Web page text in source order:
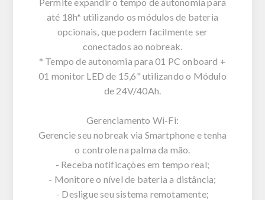
até 18h* utilizando os módulos de bateria
opcionais, que podem facilmente ser
conectados ao nobreak.
* Tempo de autonomia para 01 PC onboard +
01 monitor LED de 15,6" utilizando o Módulo
de 24V/40Ah.
Gerenciamento Wi-Fi:
Gerencie seu nobreak via Smartphone e tenha
o controle na palma da mão.
- Receba notificações em tempo real;
- Monitore o nível de bateria a distância;
- Desligue seu sistema remotamente;